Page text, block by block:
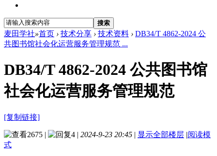
搜索
麦田学社»首页 › 技术分享 › 技术资料 › DB34/T 4862-2024 公
共图书馆社会化运营服务管理规范 ...
DB34/T 4862-2024 公共图书馆
社会化运营服务管理规范
[复制链接]
2675 | 4 | 2024-9-23 20:45 | 显示全部楼层 |阅读模
式